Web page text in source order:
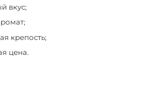
вкус;
крепость;
цена.